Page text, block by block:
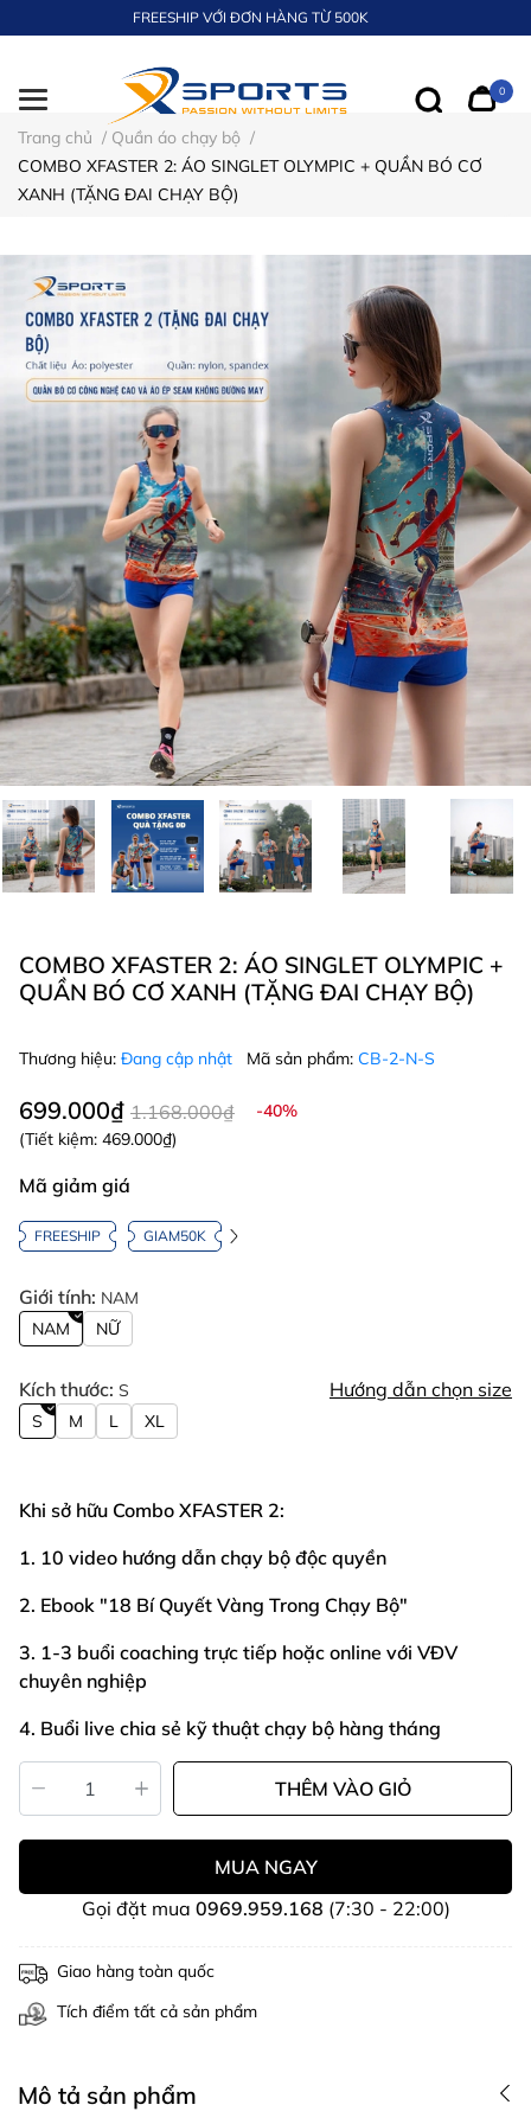
FREESHIP VỚI ĐƠN HÀNG TỪ 500K
0
Trang chủ / Quần áo chạy bộ /
COMBO XFASTER 2: ÁO SINGLET OLYMPIC + QUẦN BÓ CƠ
XANH (TẶNG ĐAI CHẠY BỘ)
COMBO XFASTER 2: ÁO SINGLET OLYMPIC +
QUẦN BÓ CƠ XANH (TẶNG ĐAI CHẠY BỘ)
Thương hiệu: Đang cập nhật Mã sản phẩm: CB-2-N-S
699.000₫ 1.168.000₫
-40%
(Tiết kiệm: 469.000₫)
Mã giảm giá
FREESHIP GIAM50K
Giới tính: NAM
NAM
NỮ
Kích thước: S Hướng dẫn chọn size
S M L XL
Khi sở hữu Combo XFASTER 2:
1. 10 video hướng dẫn chạy bộ độc quyền
2. Ebook "18 Bí Quyết Vàng Trong Chạy Bộ"
3. 1-3 buổi coaching trực tiếp hoặc online với VĐV
chuyên nghiệp
4. Buổi live chia sẻ kỹ thuật chạy bộ hàng tháng
THÊM VÀO GIỎ
MUA NGAY
Gọi đặt mua 0969.959.168 (7:30 - 22:00)
Giao hàng toàn quốc
Tích điểm tất cả sản phẩm
Mô tả sản phẩm